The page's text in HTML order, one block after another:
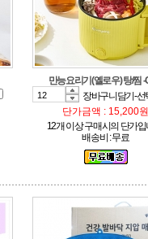
만능요리기(옐로우) 탕/찜 -
장바구니담기-
단가금액 : 15,200원
12개 이상 구매시의 단가입
배송비 : 무료